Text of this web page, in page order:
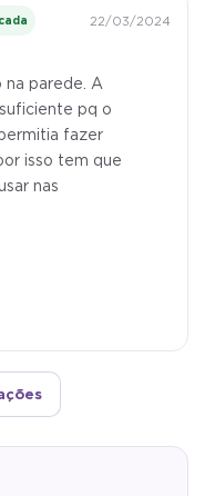
22/03/2024
parede. A
pq o
fazer
isso tem que
nas